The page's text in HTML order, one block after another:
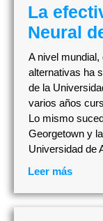
La
Neural
A nivel
alternativas ha
de la
varios años
Lo mismo
Georgetown y
Universidad de
Leer más